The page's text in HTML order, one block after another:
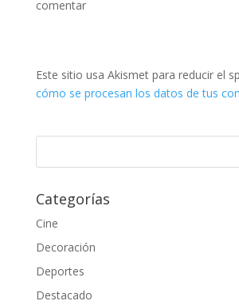
comentar
Este sitio usa Akismet para reducir el
cómo se procesan los datos de tus
Categorías
Cine
Decoración
Deportes
Destacado